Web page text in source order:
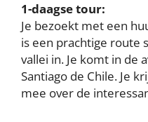
1-daagse tour:
Je bezoekt met een
is een prachtige route
vallei in. Je komt in de
Santiago de Chile. Je
mee over de